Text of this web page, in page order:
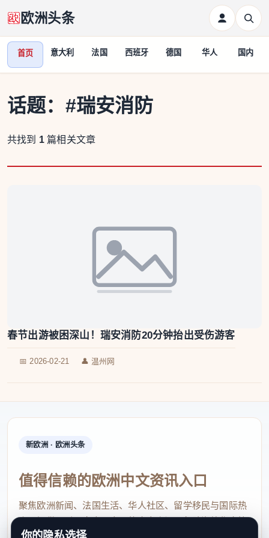
欧洲头条
首页 意大利 法国 西班牙 德国 华人 国内
话题： #瑞安消防
共找到 1 篇相关文章
春节出游被困深山！瑞安消防20分钟抬出受伤游客
📅 2026-02-21 👤 温州网
新欧洲 · 欧洲头条
值得信赖的欧洲中文资讯入口
聚焦欧洲新闻、法国生活、华人社区、留学移民与国际热
点，提供及时、真实、实用的中文资讯，帮助海外华人快
你的隐私选择